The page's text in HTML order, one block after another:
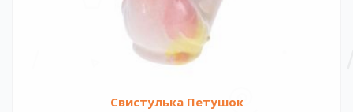
Свистулька Петушок